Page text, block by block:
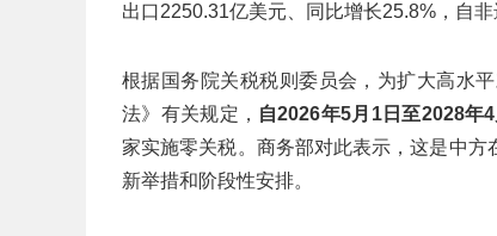
出口2250.31亿美元、同比增长25.8%，自
根据国务院关税税则委员会，为扩大高水
法》有关规定， 自2026年5月 1日至2028年4
家实施零关税。商务部对此表示，这是中方
新举措和阶段性安排。